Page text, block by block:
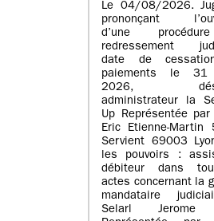
Le 04/08/2026.
prononçant
d’une
redressement
date de
paiements le 31
2026,
administrateur la
Up Représentée
Eric Etienne-Martin
Servient 69003
les pouvoirs :
débiteur dans
actes concernant la
mandataire
Selarl Jerome